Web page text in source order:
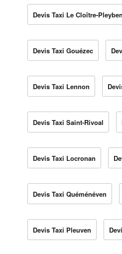
Devis Taxi Le Cloître-Pleyben
Devis Taxi Gouézec
Devis Taxi Lennon
Devis Taxi Saint-Rivoal
Devis Taxi Locronan
Devis Taxi Quéménéven
Devis Taxi Pleuven